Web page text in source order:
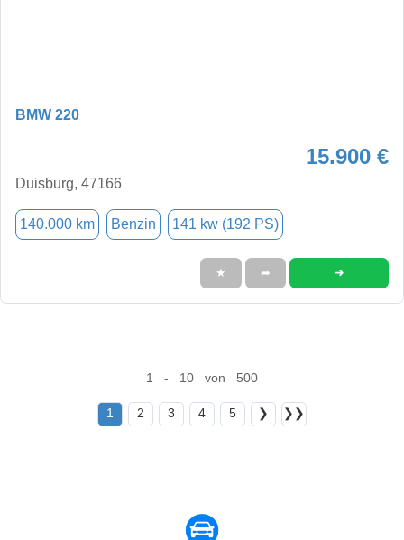
BMW 220
15.900 €
Duisburg, 47166
140.000 km Benzin 141 kw (192 PS)
★ ➦ ➜
1 - 10 von 500
1 2 3 4 5 ❯ ❯❯